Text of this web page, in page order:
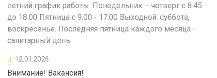
летний график работы: Понедельник – четверг с 8.45
до 18.00 Пятница с 9.00 - 17.00 Выходной: суббота,
воскресенье. Последняя пятница каждого месяца -
санитарный день.
12.01.2026
Внимание! Вакансия!